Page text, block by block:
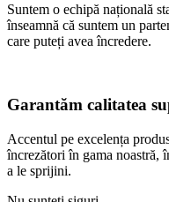
Suntem o echipă națională
înseamnă că suntem un
care puteți avea încredere.
Garantăm calitatea
Accentul pe excelența
încrezători în gama noastră,
a le sprijini.